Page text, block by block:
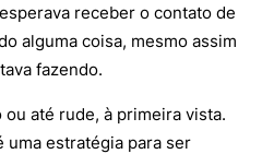
receber o contato de
alguma coisa, mesmo assim
fazendo.
até rude, à primeira vista.
uma estratégia para ser